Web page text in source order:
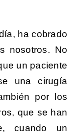
ha cobrado
nosotros. No
un paciente
una cirugía
por los
que se han
cuando un